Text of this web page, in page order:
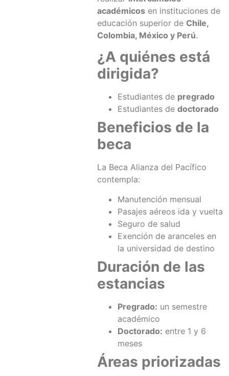
académicos en instituciones de
educación superior de Chile,
Colombia, México y Perú.
¿A quiénes está
dirigida?
Estudiantes de pregrado
Estudiantes de doctorado
Beneficios de la
beca
La Beca Alianza del Pacífico
contempla:
Manutención mensual
Pasajes aéreos ida y vuelta
Seguro de salud
Exención de aranceles en
la universidad de destino
Duración de las
estancias
Pregrado: un semestre
académico
Doctorado: entre 1 y 6
meses
Áreas priorizadas